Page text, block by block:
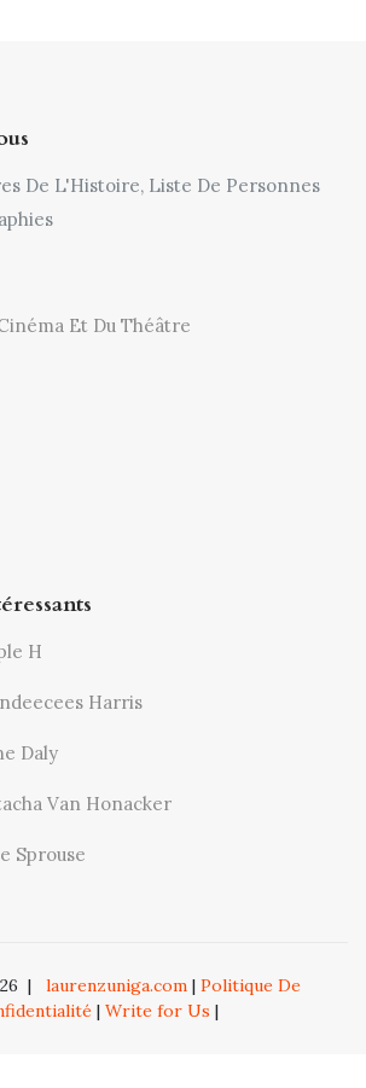
De L'Histoire, Liste De Personnes
Et Du Théâtre
H
Harris
Daly
Van Honacker
Sprouse
| laurenzuniga.com| Politique De
| Write for Us |